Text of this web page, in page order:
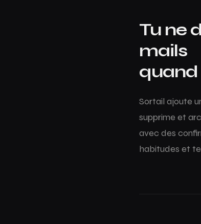
Tu ne
mails
quand
Sortail ajoute
supprime et
avec des
habitudes et